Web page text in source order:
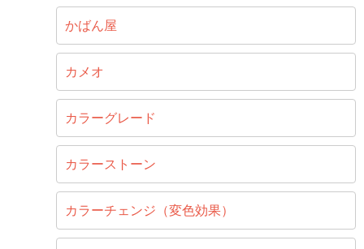
かばん屋
カメオ
カラーグレード
カラーストーン
カラーチェンジ（変色効果）